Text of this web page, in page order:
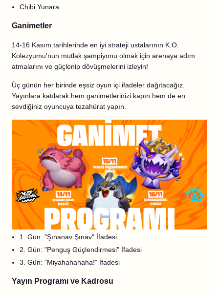
Chibi Yunara
Ganimetler
14-16 Kasım tarihlerinde en iyi strateji ustalarının K.O.
Kolezyumu'nun mutlak şampiyonu olmak için arenaya adım
atmalarını ve güçlenip dövüşmelerini izleyin!
Üç günün her birinde eşsiz oyun içi ifadeler dağıtacağız.
Yayınlara katılarak hem ganimetlerinizi kapın hem de en
sevdiğiniz oyuncuya tezahürat yapın.
1. Gün: "Şınanav Şınav" İfadesi
2. Gün: "Penguş Güçlendirmesi" İfadesi
3. Gün: "Miyahahahaha!" İfadesi
Yayın Programı ve Kadrosu